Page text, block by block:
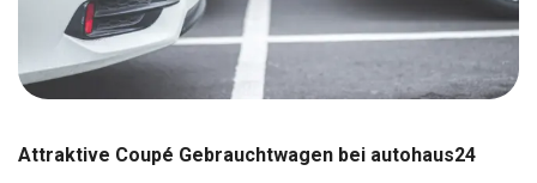
Attraktive Coupé Gebrauchtwagen bei autohaus24